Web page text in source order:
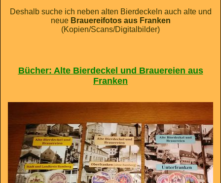
Deshalb suche ich neben alten Bierdeckeln auch alte und
neue Brauereifotos aus Franken
(Kopien/Scans/Digitalbilder)
Bücher: Alte Bierdeckel und Brauereien aus
Franken